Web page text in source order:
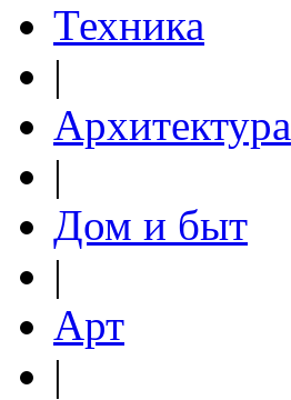
Техника
|
Архитектура
|
Дом и быт
|
Арт
|